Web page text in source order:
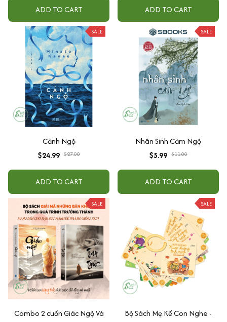
ADD TO CART ADD TO CART
SALE
Cảnh Ngộ
$24.99 $27.00
ADD TO CART
SALE
Nhân Sinh Cảm Ngộ
$5.99 $11.00
ADD TO CART
SALE
Combo 2 cuốn Giác Ngộ Và
SALE
Bộ Sách Mẹ Kể Con Nghe -